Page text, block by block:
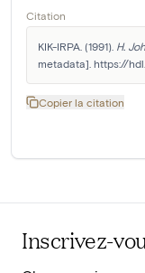
Citation
KIK-IRPA. (1991). H.
metadata]. https://
Copier la citation
Inscrivez-